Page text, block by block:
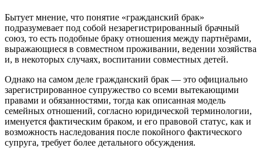
Бытует мнение, что понятие «гражданский брак»
подразумевает под собой незарегистрированный брачный
союз, то есть подобные браку отношения между партнёрами,
выражающиеся в совместном проживании, ведении хозяйства
и, в некоторых случаях, воспитании совместных детей.
Однако на самом деле гражданский брак — это официально
зарегистрированное супружество со всеми вытекающими
правами и обязанностями, тогда как описанная модель
семейных отношений, согласно юридической терминологии,
именуется фактическим браком, и его правовой статус, как и
возможность наследования после покойного фактического
супруга, требует более детального обсуждения.